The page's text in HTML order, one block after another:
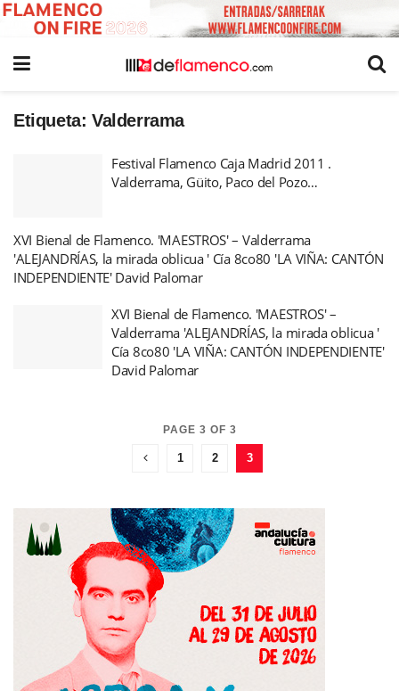
Etiqueta: Valderrama
Festival Flamenco Caja Madrid 2011 .
Valderrama, Güito, Paco del Pozo…
XVI Bienal de Flamenco. 'MAESTROS' – Valderrama
'ALEJANDRÍAS, la mirada oblicua ' Cía 8co80 'LA VIÑA: CANTÓN
INDEPENDIENTE' David Palomar
XVI Bienal de Flamenco. 'MAESTROS' –
Valderrama 'ALEJANDRÍAS, la mirada oblicua '
Cía 8co80 'LA VIÑA: CANTÓN INDEPENDIENTE'
David Palomar
PAGE 3 OF 3
1 2 3